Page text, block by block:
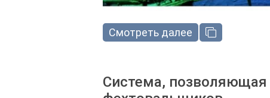
Смотреть далее
Система, позволяющая